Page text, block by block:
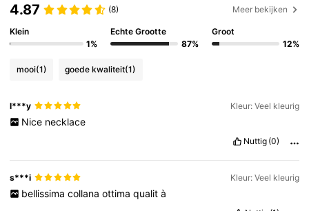
4.87 (8) Meer bekijken
Klein
1%
Echte Grootte
87%
Groot
12%
mooi(1) goede kwaliteit(1)
l***y Kleur: Veel kleurig
Nice necklace
Nuttig (0)
s***i Kleur: Veel kleurig
bellissima collana ottima qualit à